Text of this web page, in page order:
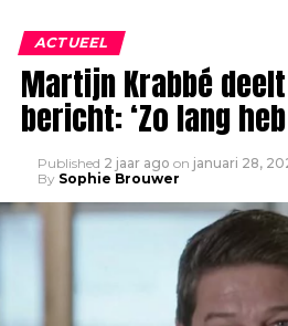
ACTUEEL
Martijn Krabbé
bericht: ‘Zo lang
Published 2 jaar ago on januari 28,
By Sophie Brouwer